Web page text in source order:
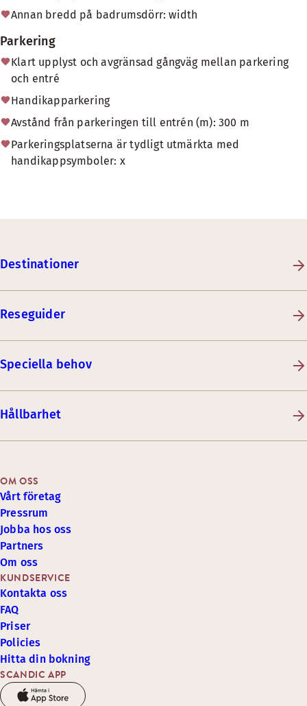
Annan bredd på badrumsdörr: width
Parkering
Klart upplyst och avgränsad gångväg mellan parkering
och entré
Handikapparkering
Avstånd från parkeringen till entrén (m): 300 m
Parkeringsplatserna är tydligt utmärkta med
handikappsymboler: x
Destinationer
Reseguider
Speciella behov
Hållbarhet
SCANDIC APP
KUNDSERVICE
Kontakta oss
FAQ
Priser
Policies
Hitta din bokning
OM OSS
Vårt företag
Pressrum
Jobba hos oss
Partners
Om oss